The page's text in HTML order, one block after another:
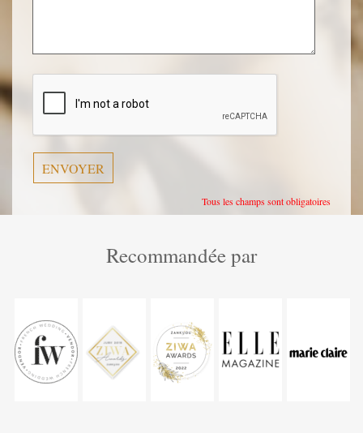
champ
vide.
Tous les champs sont obligatoires
Recommandée par